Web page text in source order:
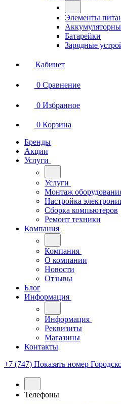
Элементы
Батарейки
Зарядные
Кабинет
0 Сравнение
0 Избранное
0 Корзина
Бренды
Акции
Услуги
Услуги
Монтаж
Настройка
Сборка компьютеров
Ремонт техники
Компания
Компания
О компании
Новости
Отзывы
Блог
Информация
Информация
Реквизиты
Магазины
Контакты
+7 (747) Показать номер
Телефоны